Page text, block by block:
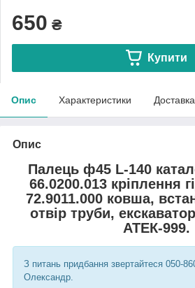
650 ₴
Купити
Опис Характеристики Доставка
Опис
Палець ф45 L-140
66.0200.013 кріплення
72.9011.000 ковша,
отвір труби,
АТЕК-999.
З питань придбання звертайтеся 050-
Олександр.